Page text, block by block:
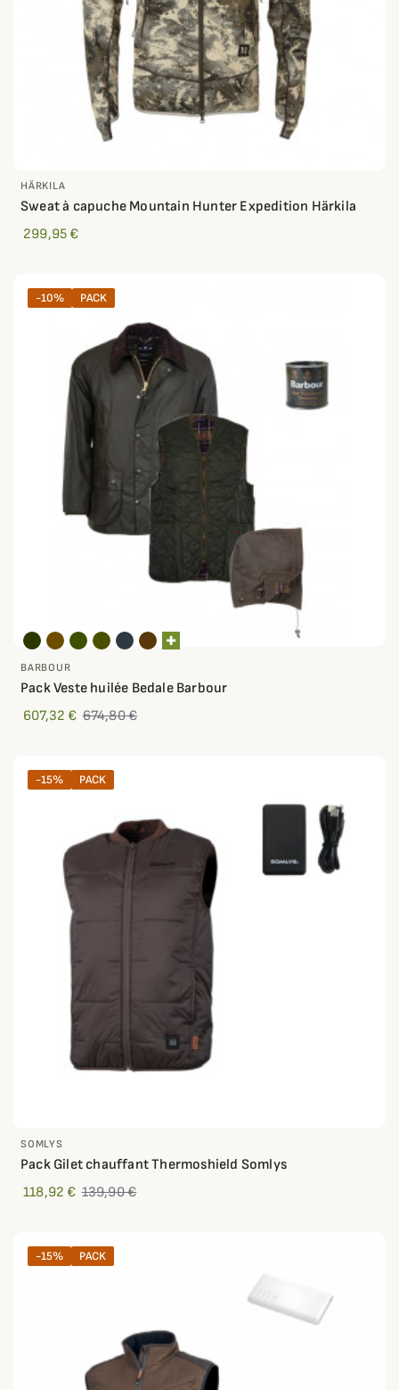
HÄRKILA
Sweat à capuche Mountain Hunter Expedition Härkila
299,95 €
-10% PACK
BARBOUR
Pack Veste huilée Bedale Barbour
607,32 € 674,80 €
-15% PACK
SOMLYS
Pack Gilet chauffant Thermoshield Somlys
118,92 € 139,90 €
-15% PACK